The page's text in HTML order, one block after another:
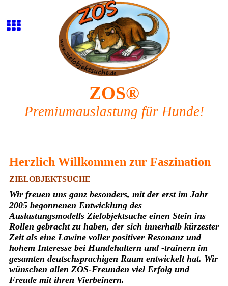
ZOS®
Premiumauslastung für Hunde!
Herzlich Willkommen zur Faszination
ZIELOBJEKTSUCHE
Wir freuen uns ganz besonders, mit der erst im Jahr
2005 begonnenen Entwicklung des
Auslastungsmodells Zielobjektsuche einen Stein ins
Rollen gebracht zu haben, der sich innerhalb kürzester
Zeit als eine Lawine voller positiver Resonanz und
hohem Interesse bei Hundehaltern und -trainern im
gesamten deutschsprachigen Raum entwickelt hat. Wir
wünschen allen ZOS-Freunden viel Erfolg und
Freude mit ihren Vierbeinern.